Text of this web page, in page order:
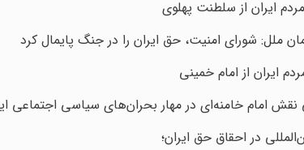
ایران از سلطنت پهلوی
ملل: شورای امنیت، حق ایران را در جنگ پایمال کرد
ایران از امام خمینی
نقش امام خامنه‌ای در مهار بحران‌های سیاسی اجتماعی
در احقاق حق ایران؛